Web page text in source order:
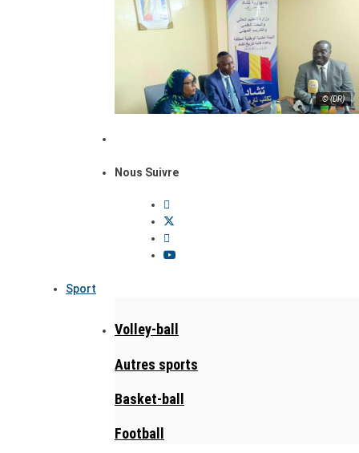
© (DR)
Nous Suivre
Sport
Volley-ball
Autres sports
Basket-ball
Football